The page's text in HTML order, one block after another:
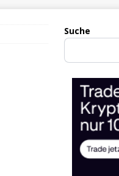
Suche